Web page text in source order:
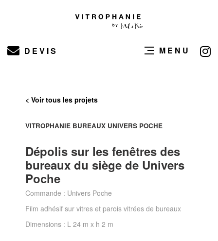
DEVIS MENU
< Voir tous les projets
VITROPHANIE BUREAUX UNIVERS POCHE
Dépolis sur les fenêtres des
bureaux du siège de Univers
Poche
Commande : Univers Poche
Film adhésif sur vitres et parois vitrées de bureaux
Dimensions : L 24 m x h 2 m